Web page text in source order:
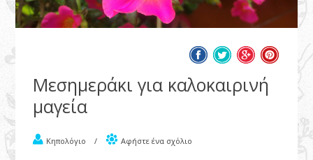
Μεσημεράκι για καλοκαιρινή
μαγεία
Κηπολόγιο / Αφήστε ένα σχόλιο